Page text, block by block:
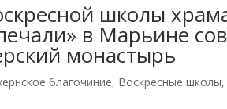
школы
в Марьине
монастырь
благочиние, Воскресные школы,